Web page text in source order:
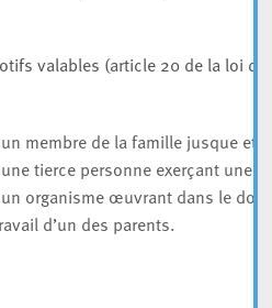
valables (article 20 de la loi du
membre de la famille jusque et y
tierce personne exerçant une
organisme œuvrant dans le
d’un des parents.